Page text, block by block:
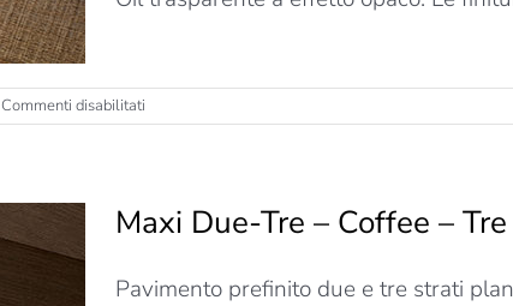
Commenti disabilitati
Maxi
Creta
–
Strati
Maxi Due-Tre – Coffee –
Pavimento prefinito due e tre strati